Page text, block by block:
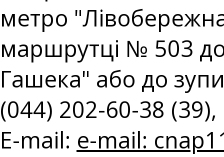
метро
маршрутці № 503
Гашека" або до
(044) 202-60-38
E-mail: e-mail: